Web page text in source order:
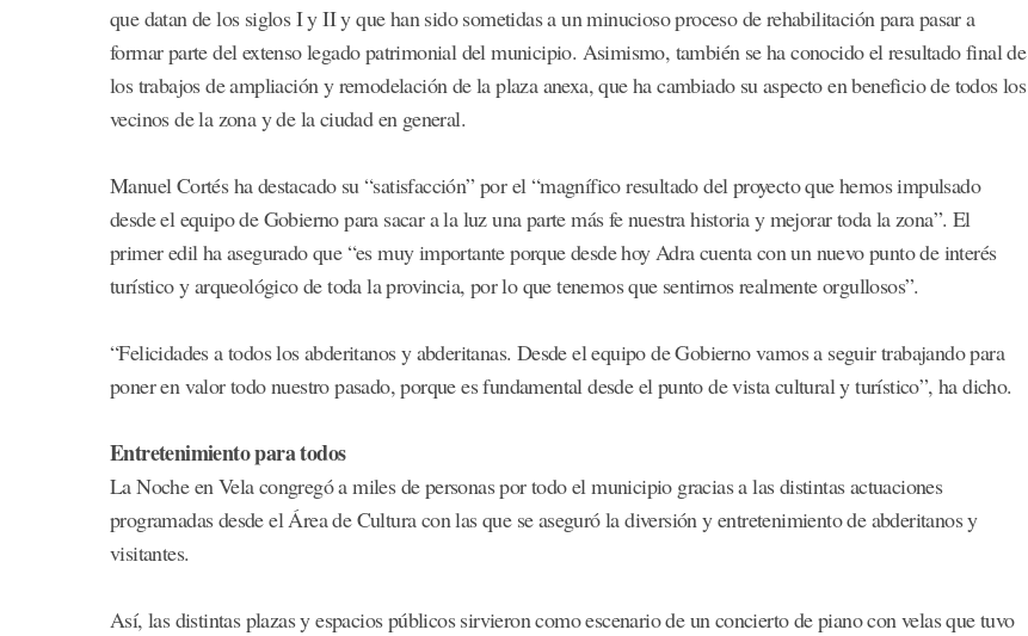
que datan de los siglos I y II y que han sido sometidas a un minucioso proceso de rehabilitación para pasar a
formar parte del extenso legado patrimonial del municipio. Asimismo, también se ha conocido el resultado final de
los trabajos de ampliación y remodelación de la plaza anexa, que ha cambiado su aspecto en beneficio de todos los
vecinos de la zona y de la ciudad en general.
Manuel Cortés ha destacado su “satisfacción” por el “magnífico resultado del proyecto que hemos impulsado
desde el equipo de Gobierno para sacar a la luz una parte más fe nuestra historia y mejorar toda la zona”. El
primer edil ha asegurado que “es muy importante porque desde hoy Adra cuenta con un nuevo punto de interés
turístico y arqueológico de toda la provincia, por lo que tenemos que sentirnos realmente orgullosos”.
“Felicidades a todos los abderitanos y abderitanas. Desde el equipo de Gobierno vamos a seguir trabajando para
poner en valor todo nuestro pasado, porque es fundamental desde el punto de vista cultural y turístico”, ha dicho.
Entretenimiento para todos
La Noche en Vela congregó a miles de personas por todo el municipio gracias a las distintas actuaciones
programadas desde el Área de Cultura con las que se aseguró la diversión y entretenimiento de abderitanos y
visitantes.
Así, las distintas plazas y espacios públicos sirvieron como escenario de un concierto de piano con velas que tuvo